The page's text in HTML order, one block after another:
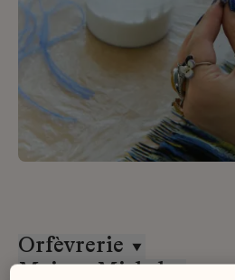
Orfèvrerie
Maison Michel